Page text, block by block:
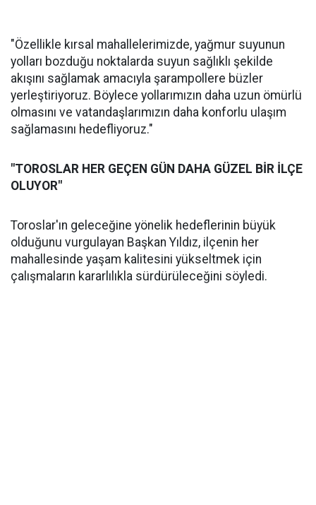
"Özellikle kırsal mahallelerimizde, yağmur suyunun
yolları bozduğu noktalarda suyun sağlıklı şekilde
akışını sağlamak amacıyla şarampollere büzler
yerleştiriyoruz. Böylece yollarımızın daha uzun ömürlü
olmasını ve vatandaşlarımızın daha konforlu ulaşım
sağlamasını hedefliyoruz."
"TOROSLAR HER GEÇEN GÜN DAHA GÜZEL BİR İLÇE
OLUYOR"
Toroslar'ın geleceğine yönelik hedeflerinin büyük
olduğunu vurgulayan Başkan Yıldız, ilçenin her
mahallesinde yaşam kalitesini yükseltmek için
çalışmaların kararlılıkla sürdürüleceğini söyledi.